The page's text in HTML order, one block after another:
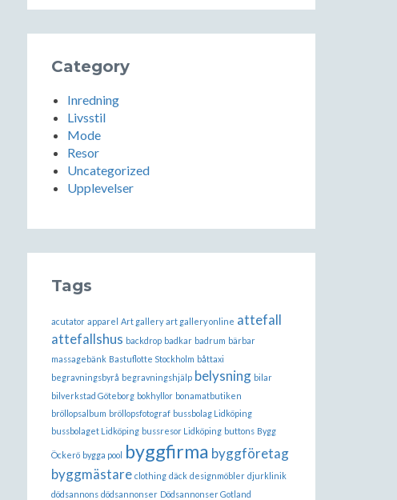
Category
Inredning
Livsstil
Mode
Resor
Uncategorized
Upplevelser
Tags
acutator apparel Art gallery art gallery online attefall
attefallshus backdrop badkar badrum bärbar
massagebänk Bastuflotte Stockholm båttaxi
begravningsbyrå begravningshjälp belysning bilar
bilverkstad Göteborg bokhyllor bonamatbutiken
bröllopsalbum bröllopsfotograf bussbolag Lidköping
bussbolaget Lidköping bussresor Lidköping buttons Bygg
Öckerö bygga pool byggfirma byggföretag
byggmästare clothing däck designmöbler djurklinik
dödsannons dödsannonser Dödsannonser Gotland